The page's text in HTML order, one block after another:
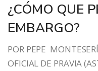
¿CÓMO QUE
EMBARGO?
POR PEPE
OFICIAL DE PRAVIA